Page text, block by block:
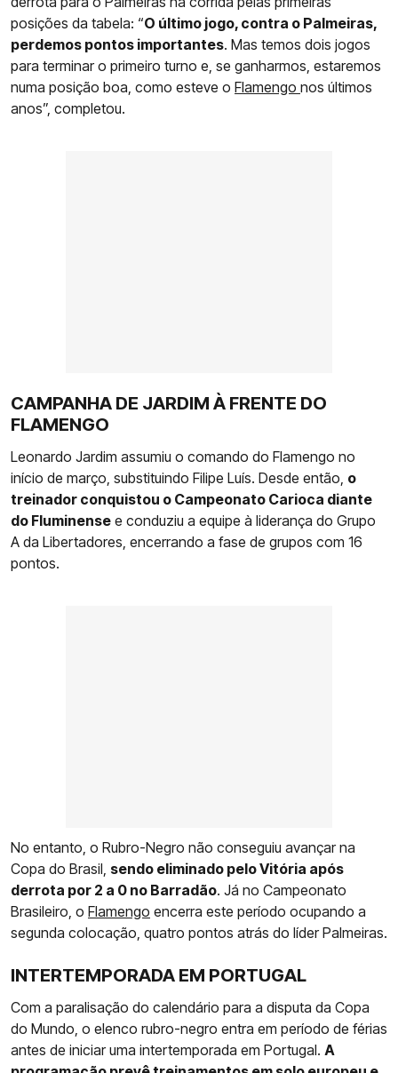
posições da tabela: “O último jogo, contra o Palmeiras,
perdemos pontos importantes. Mas temos dois jogos
para terminar o primeiro turno e, se ganharmos, estaremos
numa posição boa, como esteve o Flamengo nos últimos
anos”, completou.
CAMPANHA DE JARDIM À FRENTE DO
FLAMENGO
Leonardo Jardim assumiu o comando do Flamengo no
início de março, substituindo Filipe Luís. Desde então, o
treinador conquistou o Campeonato Carioca diante
do Fluminense e conduziu a equipe à liderança do Grupo
A da Libertadores, encerrando a fase de grupos com 16
pontos.
No entanto, o Rubro-Negro não conseguiu avançar na
Copa do Brasil, sendo eliminado pelo Vitória após
derrota por 2 a 0 no Barradão. Já no Campeonato
Brasileiro, o Flamengo encerra este período ocupando a
segunda colocação, quatro pontos atrás do líder Palmeiras.
INTERTEMPORADA EM PORTUGAL
Com a paralisação do calendário para a disputa da Copa
do Mundo, o elenco rubro-negro entra em período de férias
antes de iniciar uma intertemporada em Portugal. A